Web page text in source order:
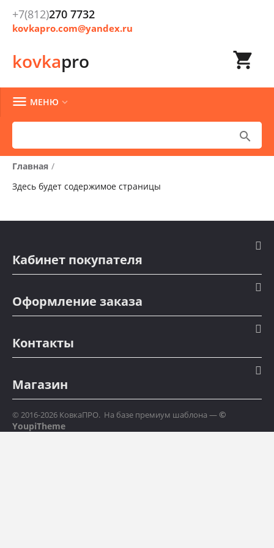
kovkapro
+7(812)270 7732
kovkapro.com@yandex.ru

 МЕНЮ 

Главная /
Здесь будет содержимое страницы
Кабинет покупателя
Оформление заказа
Контакты
Магазин
© 2016-2026 КовкаПРО. На базе премиум шаблона — ©
YoupiTheme